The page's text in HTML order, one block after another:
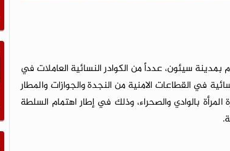
بمدينة سيئون، عدداً من الكوادر النسائية العاملات في
في القطاعات الامنية من النجدة والجوازات والمطار
المرأة بالوادي والصحراء، وذلك في إطار اهتمام السلطة